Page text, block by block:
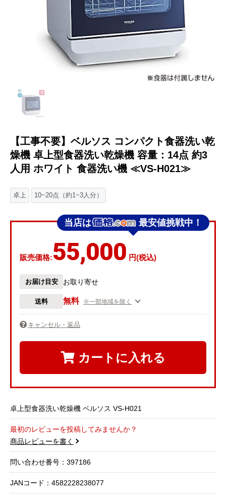
【工事不要】ベルソス コンパクト食器洗い乾
燥機 卓上型食器洗い乾燥機 容量：14点 約3
人用 ホワイト 食器洗い機 ≪VS-H021≫
卓上 10~20点（約1~3人分）
当店は 最安値挑戦中！
販売価格:55,000 円(税込)
お届け目安 お取り寄せ
送料 無料 ※一部地域を除く
キャンセル・返品
カートに入れる
卓上型食器洗い乾燥機 ベルソス VS-H021
最初のレビューを投稿してみませんか？
商品レビューを書く
問い合わせ番号：397186
JANコード：4582228238077